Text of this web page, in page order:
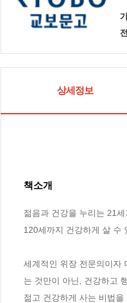
상세정보
책소개
젊음과 건강을 누리는 21
120세까지 건강하게 살 수
세계적인 위장 전문의이자
는 것만이 아닌, 건강하고
젊고 건강하게 사는 비법을